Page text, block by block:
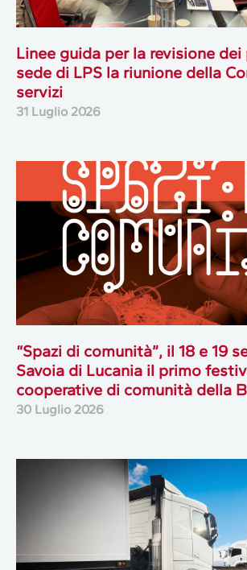
Linee guida per la revisione dei
sede di LPS la riunione della
servizi
31 Luglio 2026
“Spazi di comunità”, il 18 e 19
Savoia di Lucania il primo
cooperative di comunità della
30 Luglio 2026